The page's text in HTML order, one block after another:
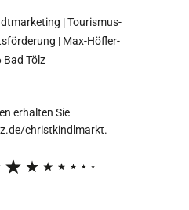
| Tourismus-
| Max-Höfler-
Bad Tölz
erhalten Sie
christkindlmarkt.